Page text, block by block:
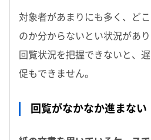
対象者があまりにも多く、ど
のか分からないとい状況があり
回覧状況を把握できないと、
促もできません。
回覧がなかなか進まない